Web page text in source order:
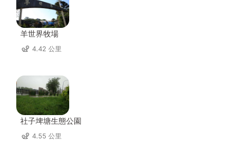
羊世界牧場
4.42 公里
社子埤塘生態公園
4.55 公里